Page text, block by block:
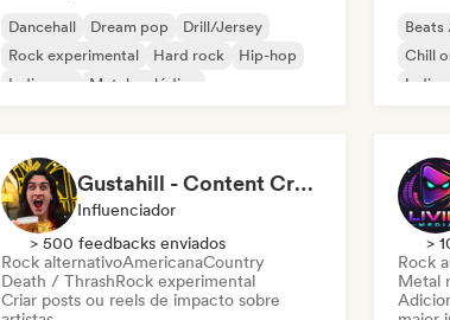
Dancehall Dream pop
Drill/Jersey
Rock experimental
Hard rock
Hip-hop
Indie pop
Metal melódico
Beats
Chill
Indie
Gustahill - Content Creator
Influenciador
> 500 feedbacks enviados
Rock alternativoAmericanaCountry
Death / ThrashRock experimental
Criar posts ou reels de impacto sobre
>
Rock
Metal